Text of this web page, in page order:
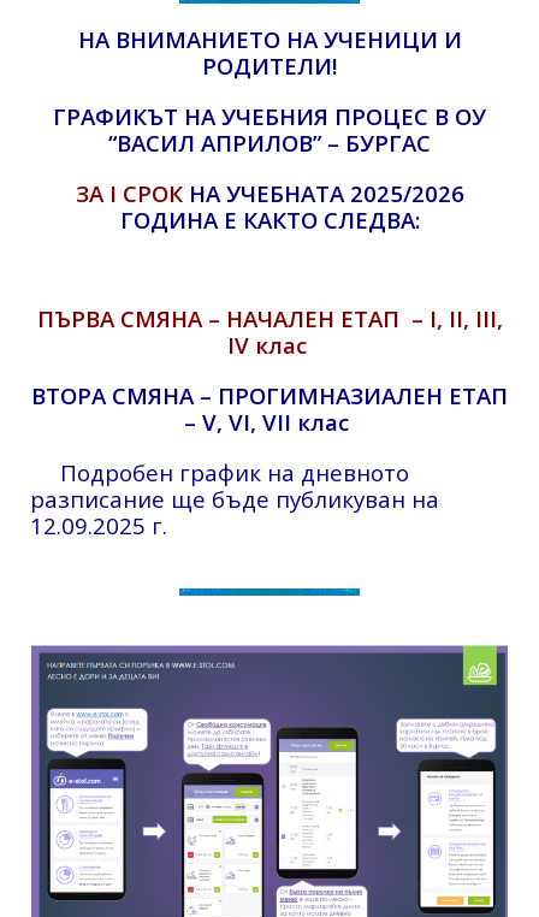
НА ВНИМАНИЕТО НА УЧЕНИЦИ И
РОДИТЕЛИ!
ГРАФИКЪТ НА УЧЕБНИЯ ПРОЦЕС В ОУ
“ВАСИЛ АПРИЛОВ” – БУРГАС
ЗА I СРОК НА УЧЕБНАТА 2025/2026
ГОДИНА Е КАКТО СЛЕДВА:
ПЪРВА СМЯНА – НАЧАЛЕН ЕТАП – I, II, III,
IV клас
ВТОРА СМЯНА – ПРОГИМНАЗИАЛЕН ЕТАП
– V, VI, VII клас
Подробен график на дневното
разписание ще бъде публикуван на
12.09.2025 г.